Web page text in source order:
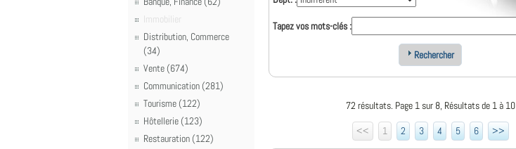
Immobilier
Distribution, Commerce
(34)
Vente (674)
Communication (281)
Tourisme (122)
Hôtellerie (123)
Restauration (122)
Tapez vos mots-clés :
Rechercher
72 résultats. Page 1 sur 8, Résultats de 1 à 10
<<
1 2 3 4 5 6 >>